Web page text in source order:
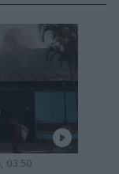
03:50